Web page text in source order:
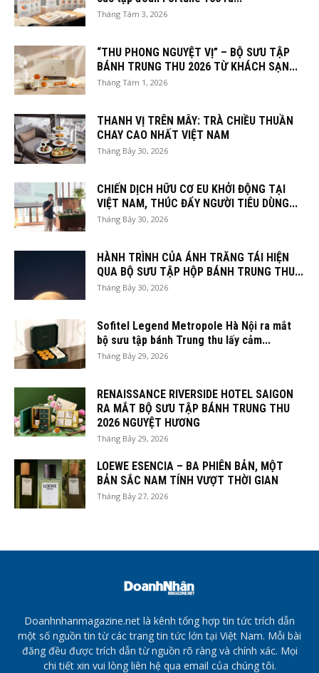
Tháng Tám 3, 2026
“THU PHONG NGUYỆT VỊ” – BỘ SƯU TẬP
BÁNH TRUNG THU 2026 TỪ KHÁCH SẠN...
Tháng Tám 1, 2026
THANH VỊ TRÊN MÂY: TRÀ CHIỀU THUẦN
CHAY CAO NHẤT VIỆT NAM
Tháng Bảy 30, 2026
CHIẾN DỊCH HỮU CƠ EU KHỞI ĐỘNG TẠI
VIỆT NAM, THÚC ĐẨY NGƯỜI TIÊU DÙNG...
Tháng Bảy 30, 2026
HÀNH TRÌNH CỦA ÁNH TRĂNG TÁI HIỆN
QUA BỘ SƯU TẬP HỘP BÁNH TRUNG THU...
Tháng Bảy 30, 2026
Sofitel Legend Metropole Hà Nội ra mắt
bộ sưu tập bánh Trung thu lấy cảm...
Tháng Bảy 29, 2026
RENAISSANCE RIVERSIDE HOTEL SAIGON
RA MẮT BỘ SƯU TẬP BÁNH TRUNG THU
2026 NGUYỆT HƯƠNG
Tháng Bảy 29, 2026
LOEWE ESENCIA – BA PHIÊN BẢN, MỘT
BẢN SẮC NAM TÍNH VƯỢT THỜI GIAN
Tháng Bảy 27, 2026
Doanhnhanmagazine.net là kênh tổng hợp tin tức trích dẫn
một số nguồn tin từ các trang tin tức lớn tại Việt Nam. Mỗi bài
đăng đều được trích dẫn từ nguồn rõ ràng và chính xác. Mọi
chi tiết xin vui lòng liên hệ qua email của chúng tôi.